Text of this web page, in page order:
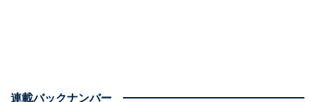
連載バックナンバー